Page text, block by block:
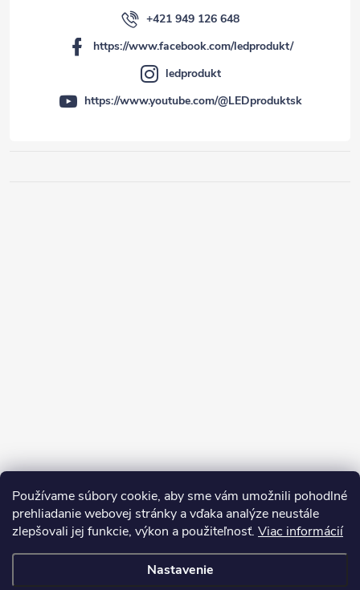
Používame súbory cookie, aby sme vám umožnili pohodlné
prehliadanie webovej stránky a vďaka analýze neustále
zlepšovali jej funkcie, výkon a použiteľnosť. Viac informácií
Nastavenie
Sledovať na Instagrame
+421 949 126 648
https://www.facebook.com/ledprodukt/
ledprodukt
https://www.youtube.com/@LEDproduktsk